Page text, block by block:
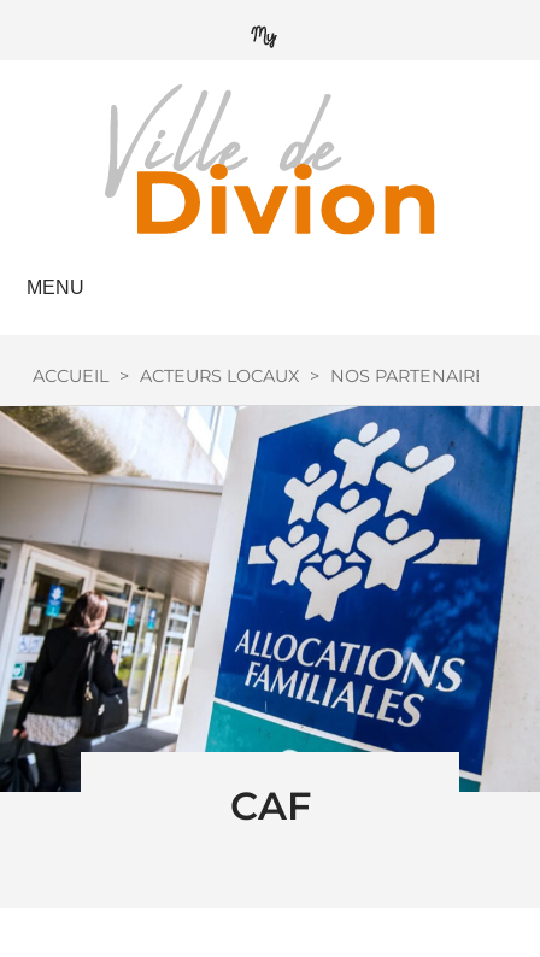
MENU
ACCUEIL > ACTEURS LOCAUX > NOS PARTENAIRES
CAF